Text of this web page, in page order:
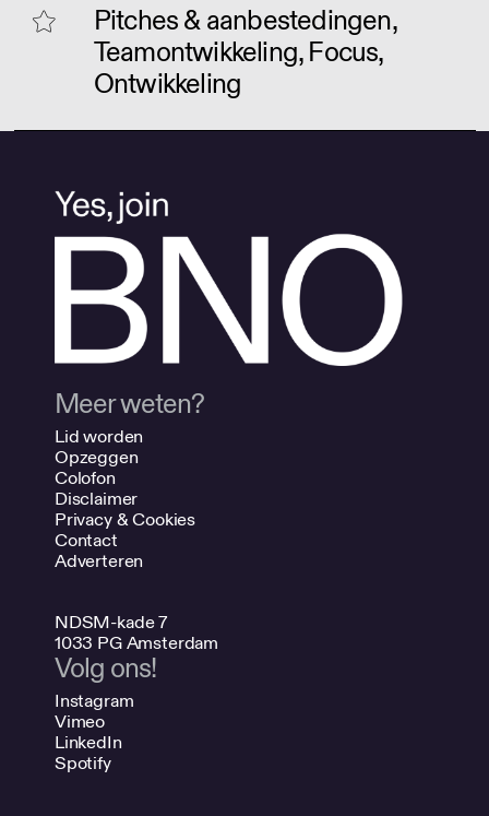
Pitches & aanbestedingen,
Teamontwikkeling, Focus,
Ontwikkeling
Meer weten?
Lid worden
Opzeggen
Colofon
Disclaimer
Privacy & Cookies
Contact
Adverteren
NDSM-kade 7
1033 PG Amsterdam
Volg ons!
Instagram
Vimeo
LinkedIn
Spotify